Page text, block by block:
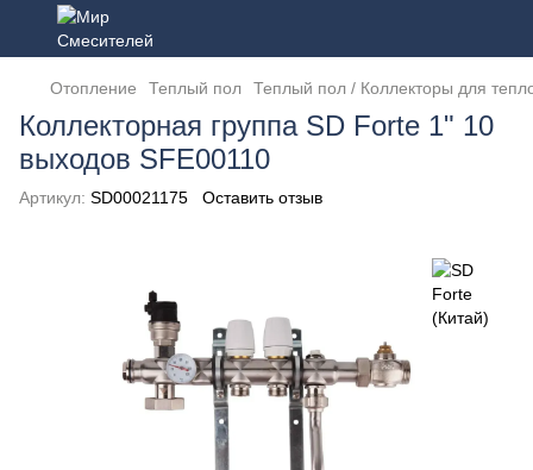
Отопление Теплый пол Теплый пол / Коллекторы для
Коллекторная группа SD Forte 1" 10
выходов SFE00110
Артикул: SD00021175 Оставить отзыв